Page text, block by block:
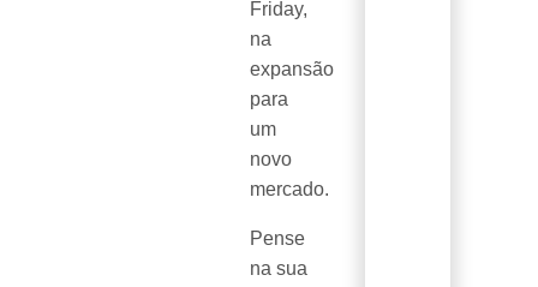
Friday,
na
expansão
para
um
novo
mercado.
Pense
na sua